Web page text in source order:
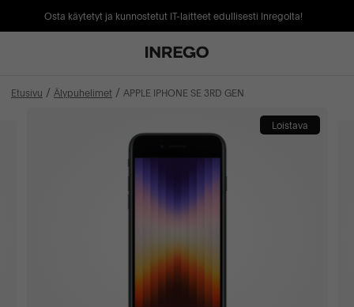
Osta käytetyt ja kunnostetut IT-laitteet edullisesti Inregolta!
Etusivu Älypuhelimet APPLE IPHONE SE 3RD GEN
Loistava